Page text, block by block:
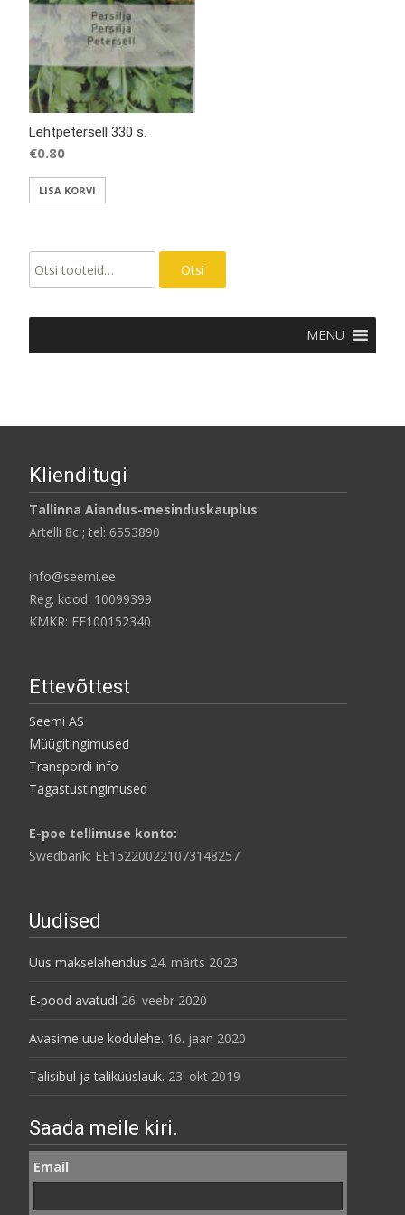
Lehtpetersell 330 s.
€0.80
LISA KORVI
Otsi
MENU
Klienditugi
Tallinna Aiandus-mesinduskauplus
Artelli 8c ; tel: 6553890
info@seemi.ee
Reg. kood: 10099399
KMKR: EE100152340
Ettevõttest
Seemi AS
Müügitingimused
Transpordi info
Tagastustingimused
E-poe tellimuse konto:
Swedbank: EE152200221073148257
Uudised
Uus makselahendus 24. märts 2023
E-pood avatud! 26. veebr 2020
Avasime uue kodulehe. 16. jaan 2020
Talisibul ja taliküüslauk. 23. okt 2019
Saada meile kiri.
Email